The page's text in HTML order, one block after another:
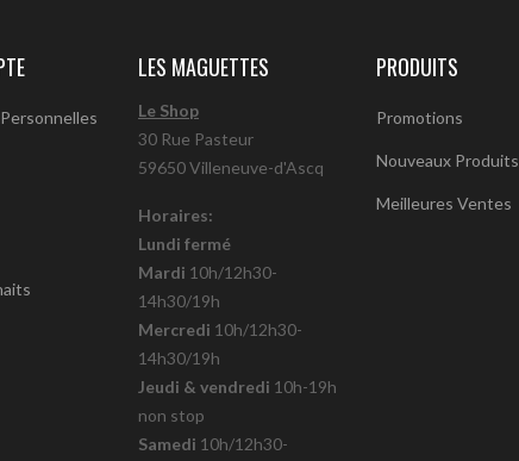
LES MAGUETTES
Le Shop
30 Rue Pasteur
59650 Villeneuve-d'Ascq
Horaires:
Lundi fermé
Mardi 10h/12h30-
14h30/19h
Mercredi 10h/12h30-
14h30/19h
Jeudi & vendredi 10h-19h
non stop
Samedi 10h/12h30-
PRODUITS
Promotions
Nouveaux Produits
Meilleures Ventes